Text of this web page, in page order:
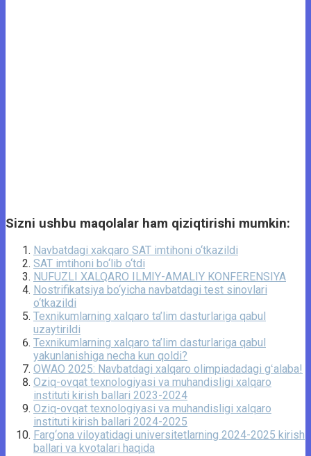
Sizni ushbu maqolalar ham qiziqtirishi mumkin:
Navbatdagi xakqaro SAT imtihoni o‘tkazildi
SAT imtihoni bo‘lib o‘tdi
NUFUZLI XALQARO ILMIY-AMALIY KONFERENSIYA
Nostrifikatsiya bo‘yicha navbatdagi test sinovlari
o‘tkazildi
Texnikumlarning xalqaro ta’lim dasturlariga qabul
uzaytirildi
Texnikumlarning xalqaro ta’lim dasturlariga qabul
yakunlanishiga necha kun qoldi?
OWAO 2025: Navbatdagi xalqaro olimpiadadagi gʻalaba!
Oziq-ovqat texnologiyasi va muhandisligi xalqaro
instituti kirish ballari 2023-2024
Oziq-ovqat texnologiyasi va muhandisligi xalqaro
instituti kirish ballari 2024-2025
Farg‘ona viloyatidagi universitetlarning 2024-2025 kirish
ballari va kvotalari haqida